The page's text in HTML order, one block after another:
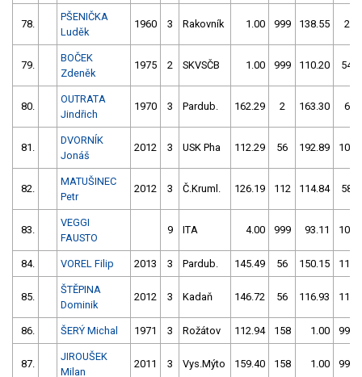
78.
PŠENIČKA
Luděk
1960 3 Rakovník 1.00 999 138.55 2
79.
BOČEK
Zdeněk
1975 2 SKVSČB 1.00 999 110.20 54
80.
OUTRATA
Jindřich
1970 3 Pardub. 162.29 2 163.30 6
81.
DVORNÍK
Jonáš
2012 3 USK Pha 112.29 56 192.89 108
82.
MATUŠINEC
Petr
2012 3 Č.Kruml. 126.19 112 114.84 58
83.
VEGGI
FAUSTO
9 ITA 4.00 999 93.11 100
84. VOREL Filip 2013 3 Pardub. 145.49 56 150.15 110
85.
ŠTĚPINA
Dominik
2012 3 Kadaň 146.72 56 116.93 112
86. ŠERÝ Michal 1971 3 Rožátov 112.94 158 1.00 999
87.
JIROUŠEK
Milan
2011 3 Vys.Mýto 159.40 158 1.00 999